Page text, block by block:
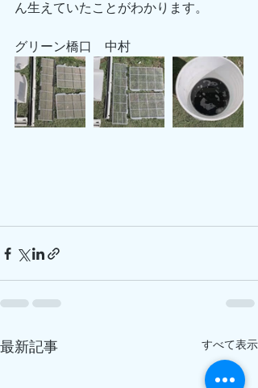
ん生えていたことがわかります。
グリーン橋口　中村
最新記事 すべて表示